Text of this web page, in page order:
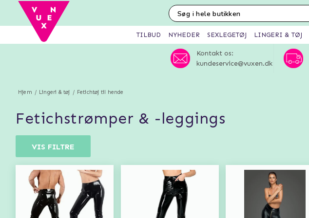
Hjem Lingeri & tøj Fetichtøj til hende
fetichstrømper & -leggings
VIS FILTRE
TILBUD NYHEDER SEXLEGETØJ LINGERI & TØJ
Kontakt os:
kundeservice@vuxen.dk